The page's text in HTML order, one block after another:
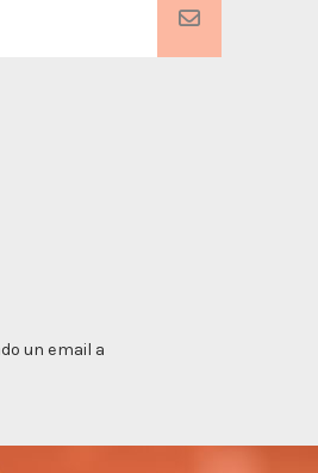
un email a